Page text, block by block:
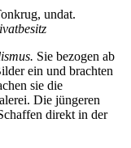
und Dietmar
undat.
Sie bezogen ab
ein und brachten
sie die
Die jüngeren
direkt in der